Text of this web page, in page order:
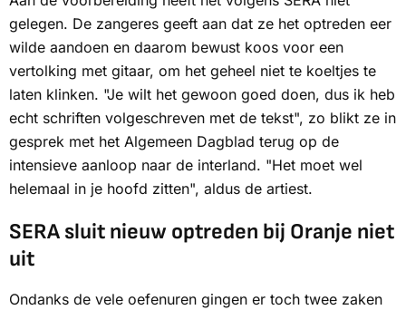
gelegen. De zangeres geeft aan dat ze het optreden eer
wilde aandoen en daarom bewust koos voor een
vertolking met gitaar, om het geheel niet te koeltjes te
laten klinken. "Je wilt het gewoon goed doen, dus ik heb
echt schriften volgeschreven met de tekst", zo blikt ze in
gesprek met het Algemeen Dagblad terug op de
intensieve aanloop naar de interland. "Het moet wel
helemaal in je hoofd zitten", aldus de artiest.
SERA sluit nieuw optreden bij Oranje niet
uit
Ondanks de vele oefenuren gingen er toch twee zaken